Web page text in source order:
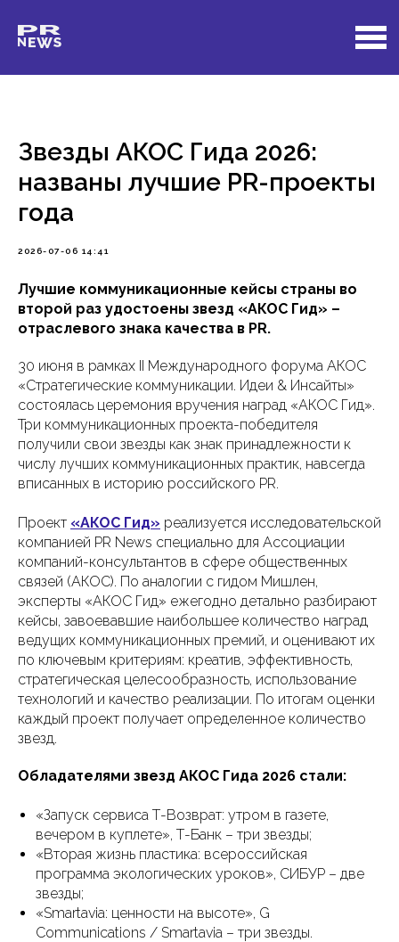
Звезды АКОС Гида 2026:
названы лучшие PR-проекты
года
2026-07-06 14:41
Лучшие коммуникационные кейсы страны во
второй раз удостоены звезд «АКОС Гид» –
отраслевого знака качества в PR.
30 июня в рамках II Международного форума АКОС
«Стратегические коммуникации. Идеи & Инсайты»
состоялась церемония вручения наград «АКОС Гид».
Три коммуникационных проекта-победителя
получили свои звезды как знак принадлежности к
числу лучших коммуникационных практик, навсегда
вписанных в историю российского PR.
Проект «АКОС Гид» реализуется исследовательской
компанией PR News специально для Ассоциации
компаний-консультантов в сфере общественных
связей (АКОС). По аналогии с гидом Мишлен,
эксперты «АКОС Гид» ежегодно детально разбирают
кейсы, завоевавшие наибольшее количество наград
ведущих коммуникационных премий, и оценивают их
по ключевым критериям: креатив, эффективность,
стратегическая целесообразность, использование
технологий и качество реализации. По итогам оценки
каждый проект получает определенное количество
звезд.
Обладателями звезд АКОС Гида 2026 стали:
«Запуск сервиса Т-Возврат: утром в газете,
вечером в куплете», Т-Банк – три звезды;
«Вторая жизнь пластика: всероссийская
программа экологических уроков», СИБУР – две
звезды;
«Smartavia: ценности на высоте», G
Communications / Smartavia – три звезды.